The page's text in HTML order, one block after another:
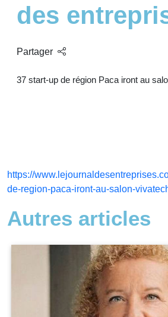
des
Partager
37 start-up de région Paca iront au
https://
de-region-paca-iront-au-salon-
Autres articles